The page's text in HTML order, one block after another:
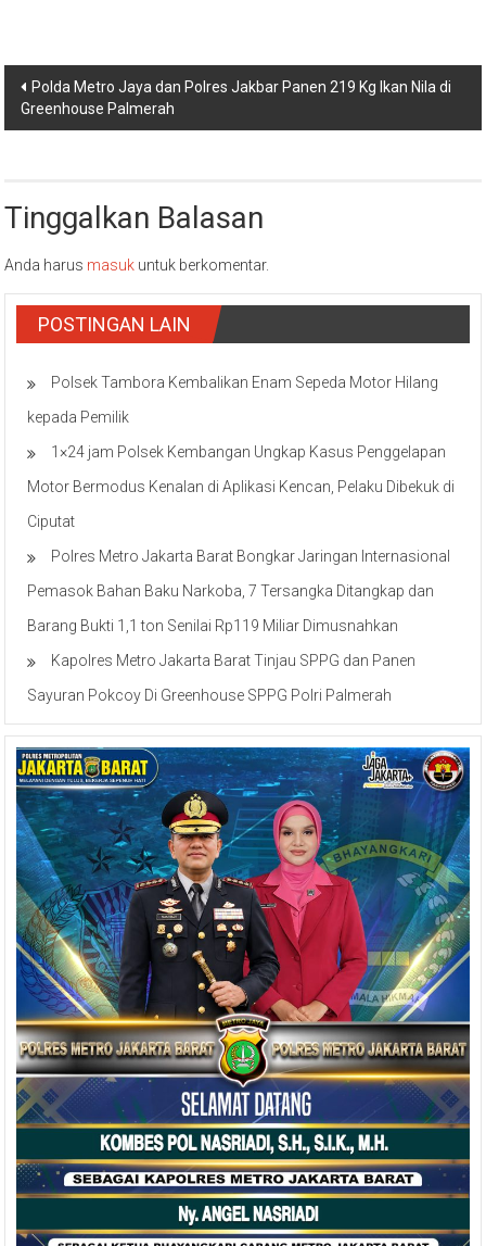
Navigasi
pos
Polda Metro Jaya dan Polres Jakbar Panen 219 Kg Ikan Nila di
Greenhouse Palmerah
Tinggalkan Balasan
Anda harus masuk untuk berkomentar.
POSTINGAN LAIN
Polsek Tambora Kembalikan Enam Sepeda Motor Hilang
kepada Pemilik
1×24 jam Polsek Kembangan Ungkap Kasus Penggelapan
Motor Bermodus Kenalan di Aplikasi Kencan, Pelaku Dibekuk di
Ciputat
Polres Metro Jakarta Barat Bongkar Jaringan Internasional
Pemasok Bahan Baku Narkoba, 7 Tersangka Ditangkap dan
Barang Bukti 1,1 ton Senilai Rp119 Miliar Dimusnahkan
Kapolres Metro Jakarta Barat Tinjau SPPG dan Panen
Sayuran Pokcoy Di Greenhouse SPPG Polri Palmerah